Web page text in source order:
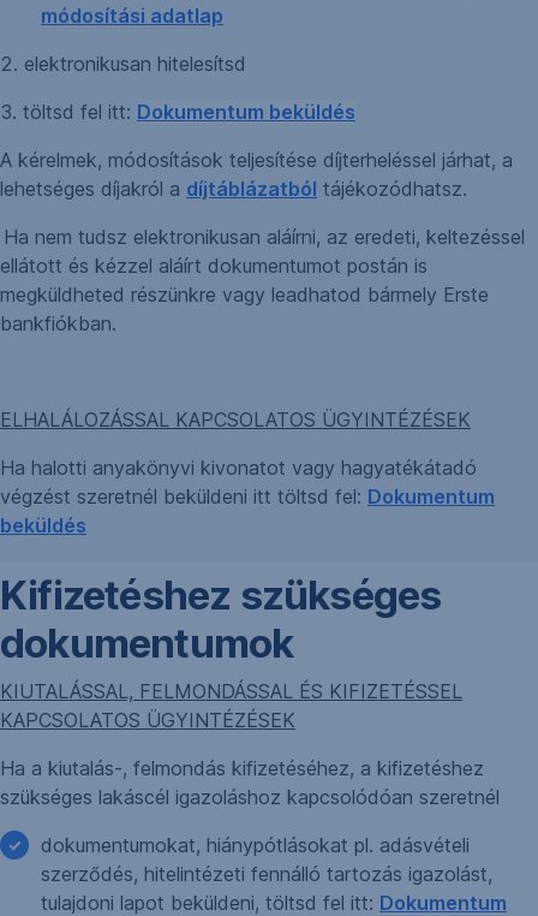
módosítási adatlap
2. elektronikusan hitelesítsd
3. töltsd fel itt: Dokumentum beküldés
A kérelmek, módosítások teljesítése díjterheléssel járhat, a
lehetséges díjakról a díjtáblázatból tájékozódhatsz.
Ha nem tudsz elektronikusan aláírni, az eredeti, keltezéssel
ellátott és kézzel aláírt dokumentumot postán is
megküldheted részünkre vagy leadhatod bármely Erste
bankfiókban.
ELHALÁLOZÁSSAL KAPCSOLATOS ÜGYINTÉZÉSEK
Ha halotti anyakönyvi kivonatot vagy hagyatékátadó
végzést szeretnél beküldeni itt töltsd fel: Dokumentum
beküldés
Kifizetéshez szükséges
dokumentumok
KIUTALÁSSAL, FELMONDÁSSAL ÉS KIFIZETÉSSEL
KAPCSOLATOS ÜGYINTÉZÉSEK
Ha a kiutalás-, felmondás kifizetéséhez, a kifizetéshez
szükséges lakáscél igazoláshoz kapcsolódóan szeretnél
dokumentumokat, hiánypótlásokat pl. adásvételi
szerződés, hitelintézeti fennálló tartozás igazolást,
tulajdoni lapot beküldeni, töltsd fel itt: Dokumentum